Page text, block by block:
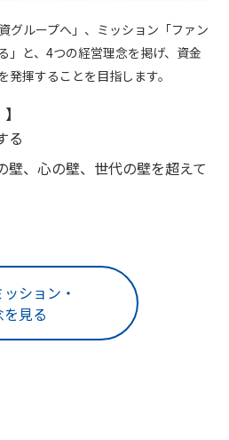
グループへ」、ミッション「ファン
」と、4つの経営理念を掲げ、資金
揮することを目指します。
る
壁、心の壁、世代の壁を超えて
ション・
見る